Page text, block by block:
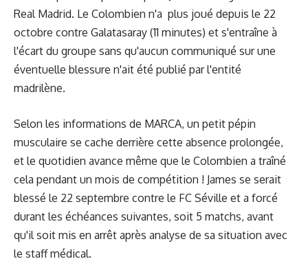
Real Madrid. Le Colombien n'a plus joué depuis le 22
octobre contre Galatasaray (11 minutes) et s'entraîne à
l'écart du groupe sans qu'aucun communiqué sur une
éventuelle blessure n'ait été publié par l'entité
madrilène.
Selon les informations de MARCA, un petit pépin
musculaire se cache derrière cette absence prolongée,
et le quotidien avance même que le Colombien a traîné
cela pendant un mois de compétition ! James se serait
blessé le 22 septembre contre le FC Séville et a forcé
durant les échéances suivantes, soit 5 matchs, avant
qu'il soit mis en arrêt après analyse de sa situation avec
le staff médical.